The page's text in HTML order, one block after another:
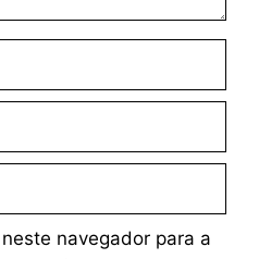
navegador para a